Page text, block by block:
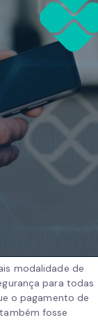
modalidade de
para todas
o pagamento de
fosse